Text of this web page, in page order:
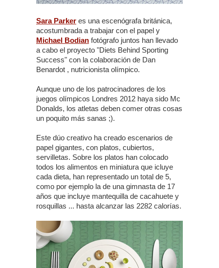
Sara Parker es una escenógrafa británica,
acostumbrada a trabajar con el papel y
Michael Bodian fotógrafo juntos han llevado
a cabo el proyecto "Diets Behind Sporting
Success" con la colaboración de Dan
Benardot , nutricionista olímpico.
Aunque uno de los patrocinadores de los
juegos olímpicos Londres 2012 haya sido Mc
Donalds, los atletas deben comer otras cosas
un poquito más sanas ;).
Este dúo creativo ha creado escenarios de
papel gigantes, con platos, cubiertos,
servilletas. Sobre los platos han colocado
todos los alimentos en miniatura que icluye
cada dieta, han representado un total de 5,
como por ejemplo la de una gimnasta de 17
años que incluye mantequilla de cacahuete y
rosquillas ... hasta alcanzar las 2282 calorías.